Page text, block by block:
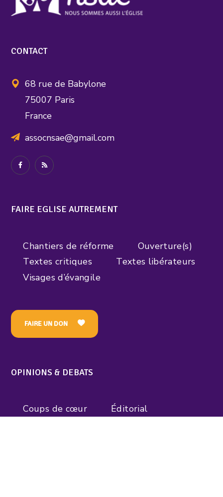
CONTACT
68 rue de Babylone
75007 Paris
France
assocnsae@gmail.com
FAIRE EGLISE AUTREMENT
Chantiers de réforme
Ouverture(s)
Textes critiques
Textes libérateurs
Visages d’évangile
FAIRE UN DON
OPINIONS & DEBATS
Coups de cœur
Éditorial